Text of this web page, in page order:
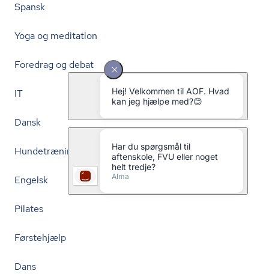
Spansk
Yoga og meditation
Foredrag og debat
IT
Dansk
Hundetræning
Engelsk
Pilates
Førstehjælp
Dans